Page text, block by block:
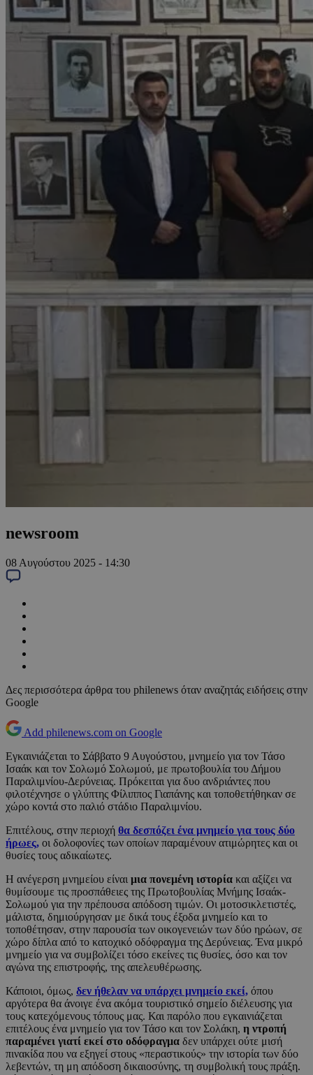
newsroom
08 Αυγούστου 2025 - 14:30
Δες περισσότερα άρθρα του philenews όταν αναζητάς ειδήσεις στην
Google
Add philenews.com on Google
Εγκαινιάζεται το Σάββατο 9 Αυγούστου, μνημείο για τον Τάσο
Ισαάκ και τον Σολωμό Σολωμού, με πρωτοβουλία του Δήμου
Παραλιμνίου-Δερύνειας. Πρόκειται για δυο ανδριάντες που
φιλοτέχνησε ο γλύπτης Φίλιππος Γιαπάνης και τοποθετήθηκαν σε
χώρο κοντά στο παλιό στάδιο Παραλιμνίου.
Επιτέλους, στην περιοχή θα δεσπόζει ένα μνημείο για τους δύο
ήρωες, οι δολοφονίες των οποίων παραμένουν ατιμώρητες και οι
θυσίες τους αδικαίωτες.
Η ανέγερση μνημείου είναι μια πονεμένη ιστορία και αξίζει να
θυμίσουμε τις προσπάθειες της Πρωτοβουλίας Μνήμης Ισαάκ-
Σολωμού για την πρέπουσα απόδοση τιμών. Οι μοτοσικλετιστές,
μάλιστα, δημιούργησαν με δικά τους έξοδα μνημείο και το
τοποθέτησαν, στην παρουσία των οικογενειών των δύο ηρώων, σε
χώρο δίπλα από το κατοχικό οδόφραγμα της Δερύνειας. Ένα μικρό
μνημείο για να συμβολίζει τόσο εκείνες τις θυσίες, όσο και τον
αγώνα της επιστροφής, της απελευθέρωσης.
Κάποιοι, όμως, δεν ήθελαν να υπάρχει μνημείο εκεί, όπου
αργότερα θα άνοιγε ένα ακόμα τουριστικό σημείο διέλευσης για
τους κατεχόμενους τόπους μας. Και παρόλο που εγκαινιάζεται
επιτέλους ένα μνημείο για τον Τάσο και τον Σολάκη, η ντροπή
παραμένει γιατί εκεί στο οδόφραγμα δεν υπάρχει ούτε μισή
πινακίδα που να εξηγεί στους «περαστικούς» την ιστορία των δύο
λεβεντών, τη μη απόδοση δικαιοσύνης, τη συμβολική τους πράξη.